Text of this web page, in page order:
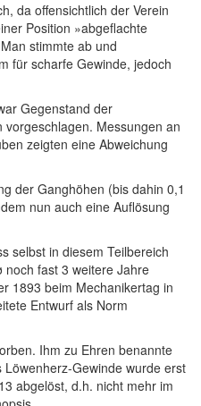
da offensichtlich der Verein
Position »abgeflachte
stimmte ab und
für scharfe Gewinde, jedoch
Gegenstand der
Messungen an
zeigten eine Abweichung
der Ganghöhen (bis dahin 0,1
nun auch eine Auflösung
selbst in diesem Teilbereich
fast 3 weitere Jahre
1893 beim Mechanikertag in
Entwurf als Norm
Ihm zu Ehren benannte
Gewinde wurde erst
abgelöst, d.h. nicht mehr im